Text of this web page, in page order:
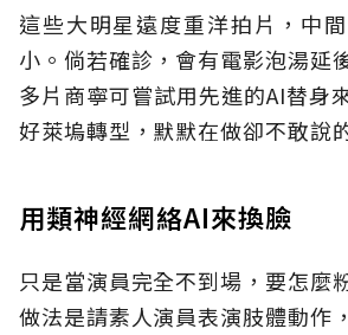
這些大明星遠度重洋拍片，中
小。倘若確診，會有電影泡湯延
多片商寧可嘗試用先進的AI替身
好萊塢轉型，默默在做卻不敢說
用類神經網絡AI來換臉
只是當演員完全不到場，要怎麼
做法是請素人演員表演肢體動作